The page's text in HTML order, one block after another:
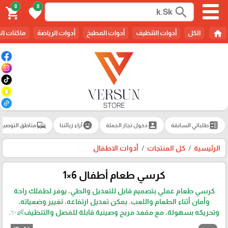
search
0
favorite
0
shopping_cart
home الكل أدوات التنظيف أدوات المطبخ أدوات الرياضة ماكنات
ballotطلباتي السابقة account_box دخول تجار الجملة emoji_emotionsآراء زبائننا commuteمناطق
الرئيسية كل المنتجات أدوات الاطفال
كرسي طعام أطفال 6×1
كرسي طعام عملي بتصميم قابل للتعديل والطي، يوفر لطفلك راحة
وأمان أثناء الطعام واللعب. يمكن تعديل ارتفاعه، تغيير وضعياته،
وتحريكه بسهولة، مع مقعد مريح وصينية قابلة للفصل والتنظيف👶✨.